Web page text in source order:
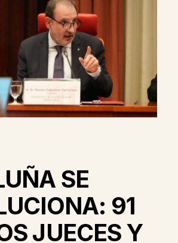
SE
91
JUECES Y